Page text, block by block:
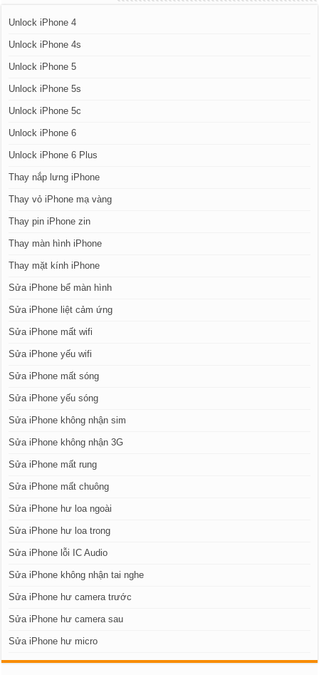
Unlock iPhone 4
Unlock iPhone 4s
Unlock iPhone 5
Unlock iPhone 5s
Unlock iPhone 5c
Unlock iPhone 6
Unlock iPhone 6 Plus
Thay nắp lưng iPhone
Thay vỏ iPhone mạ vàng
Thay pin iPhone zin
Thay màn hình iPhone
Thay mặt kính iPhone
Sửa iPhone bể màn hình
Sửa iPhone liệt cảm ứng
Sửa iPhone mất wifi
Sửa iPhone yếu wifi
Sửa iPhone mất sóng
Sửa iPhone yếu sóng
Sửa iPhone không nhận sim
Sửa iPhone không nhận 3G
Sửa iPhone mất rung
Sửa iPhone mất chuông
Sửa iPhone hư loa ngoài
Sửa iPhone hư loa trong
Sửa iPhone lỗi IC Audio
Sửa iPhone không nhận tai nghe
Sửa iPhone hư camera trước
Sửa iPhone hư camera sau
Sửa iPhone hư micro